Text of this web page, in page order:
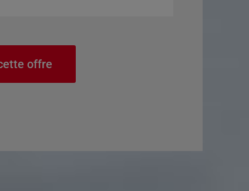
offre